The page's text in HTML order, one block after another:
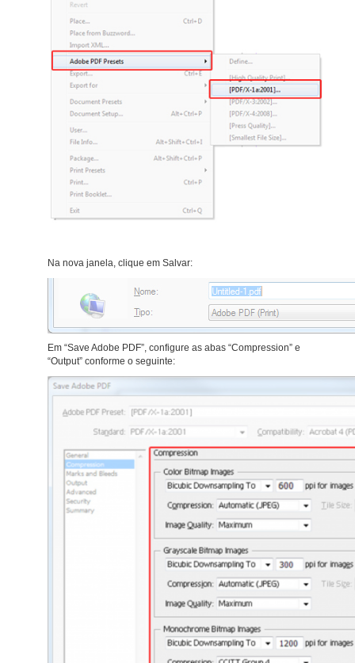
Na nova janela, clique em Salvar:
Em “Save Adobe PDF”, configure as abas “Compression” e
“Output” conforme o seguinte: